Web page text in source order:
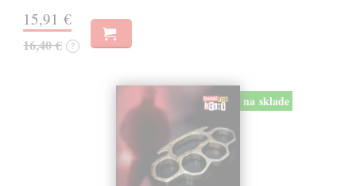
15,91 €
16,40 € ?
na sklade